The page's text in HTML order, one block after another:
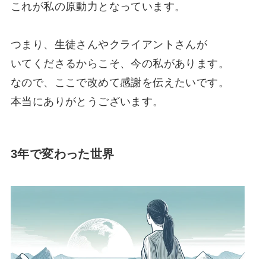
これが私の原動力 となっています。
つまり、 生徒さんやクライアントさんが
いてくださるからこそ、今の私があります。
なので、ここで改めて感謝を伝えたいです。
本当にありがとうございます。
3年で変わった世界